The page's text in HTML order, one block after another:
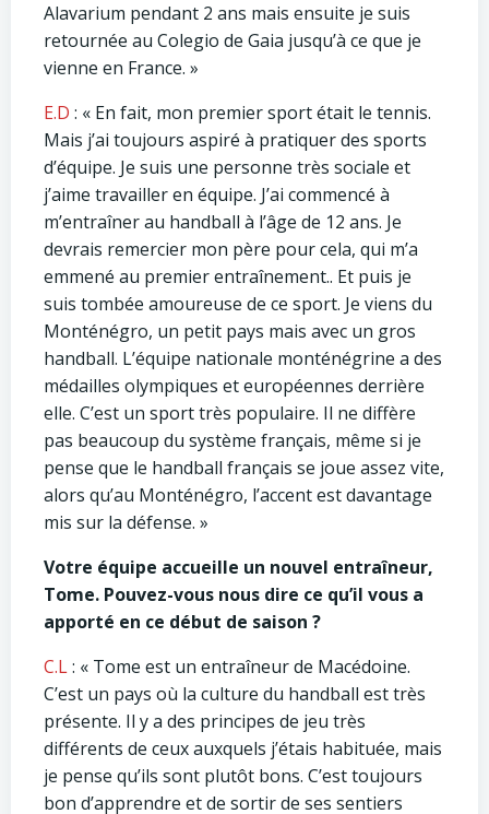
Alavarium pendant 2 ans mais ensuite je suis
retournée au Colegio de Gaia jusqu’à ce que je
vienne en France. »
E.D : « En fait, mon premier sport était le tennis.
Mais j’ai toujours aspiré à pratiquer des sports
d’équipe. Je suis une personne très sociale et
j’aime travailler en équipe. J’ai commencé à
m’entraîner au handball à l’âge de 12 ans. Je
devrais remercier mon père pour cela, qui m’a
emmené au premier entraînement.. Et puis je
suis tombée amoureuse de ce sport. Je viens du
Monténégro, un petit pays mais avec un gros
handball. L’équipe nationale monténégrine a des
médailles olympiques et européennes derrière
elle. C’est un sport très populaire. Il ne diffère
pas beaucoup du système français, même si je
pense que le handball français se joue assez vite,
alors qu’au Monténégro, l’accent est davantage
mis sur la défense. »
Votre équipe accueille un nouvel entraîneur,
Tome. Pouvez-vous nous dire ce qu’il vous a
apporté en ce début de saison ?
C.L: « Tome est un entraîneur de Macédoine.
C’est un pays où la culture du handball est très
présente. Il y a des principes de jeu très
différents de ceux auxquels j’étais habituée, mais
je pense qu’ils sont plutôt bons. C’est toujours
bon d’apprendre et de sortir de ses sentiers